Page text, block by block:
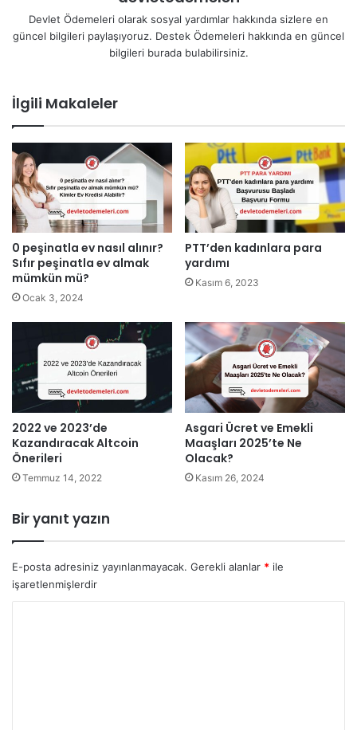
Devlet Ödemeleri olarak sosyal yardımlar hakkında sizlere en
güncel bilgileri paylaşıyoruz. Destek Ödemeleri hakkında en güncel
bilgileri burada bulabilirsiniz.
İlgili Makaleler
0 peşinatla ev nasıl alınır?
Sıfır peşinatla ev almak
mümkün mü?
Ocak 3, 2024
PTT’den kadınlara para
yardımı
Kasım 6, 2023
2022 ve 2023’de
Kazandıracak Altcoin
Önerileri
Temmuz 14, 2022
Asgari Ücret ve Emekli
Maaşları 2025’te Ne
Olacak?
Kasım 26, 2024
Bir yanıt yazın
E-posta adresiniz yayınlanmayacak. Gerekli alanlar * ile
işaretlenmişlerdir